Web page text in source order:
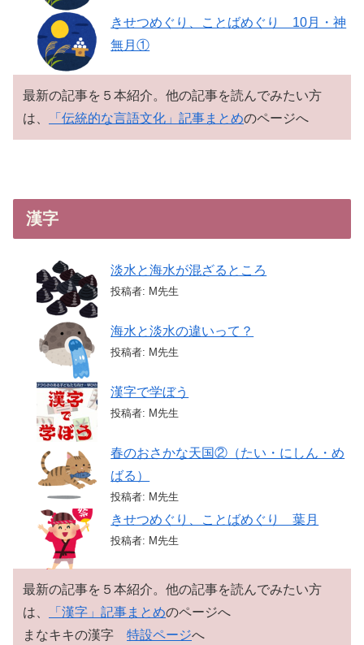
きせつめぐり、ことばめぐり 10月・神
無月①
最新の記事を５本紹介。他の記事を読んでみたい方
は、
「伝統的な言語文化」記事まとめのページへ
漢字
淡水と海水が混ざるところ
投稿者: M先生
海水と淡水の違いって？
投稿者: M先生
漢字で学ぼう
投稿者: M先生
春のおさかな天国②（たい・にしん・め
ばる）
投稿者: M先生
きせつめぐり、ことばめぐり 葉月
投稿者: M先生
最新の記事を５本紹介。他の記事を読んでみたい方
は、
「漢字」記事まとめのページへ
まなキキの漢字 特設ページへ